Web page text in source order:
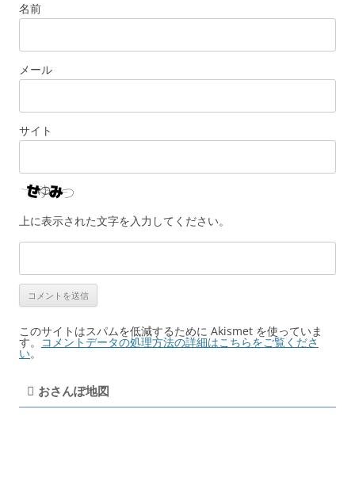
名前
メール
サイト
上に表示された文字を入力してください。
このサイトはスパムを低減するために Akismet を使っていま
す。 コメントデータの処理方法の詳細はこちらをご覧くださ
い。
おさんぽ地図